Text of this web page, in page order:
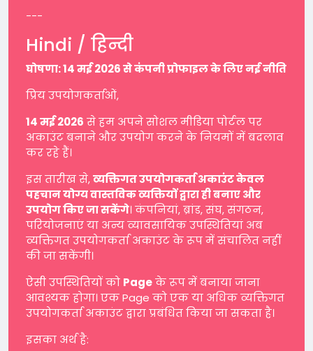
---
Hindi / हिन्दी
घोषणा: 14 मई 2026 से कंपनी प्रोफाइल के लिए नई नीति
प्रिय उपयोगकर्ताओं,
14 मई 2026 से हम अपने सोशल मीडिया पोर्टल पर
अकाउंट बनाने और उपयोग करने के नियमों में बदलाव
कर रहे हैं।
इस तारीख से,व्यक्तिगत उपयोगकर्ता अकाउंट केवल
पहचान योग्य वास्तविक व्यक्तियों द्वारा ही बनाए और
उपयोग किए जा सकेंगे। कंपनियां, ब्रांड, संघ, संगठन,
परियोजनाएं या अन्य व्यावसायिक उपस्थितियां अब
व्यक्तिगत उपयोगकर्ता अकाउंट के रूप में संचालित नहीं
की जा सकेंगी।
ऐसी उपस्थितियों को Pageके रूप में बनाया जाना
आवश्यक होगा। एक Page को एक या अधिक व्यक्तिगत
उपयोगकर्ता अकाउंट द्वारा प्रबंधित किया जा सकता है।
इसका अर्थ है: